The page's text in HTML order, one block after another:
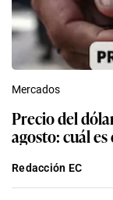
Mercados
Precio del
agosto: cuál
Redacción EC